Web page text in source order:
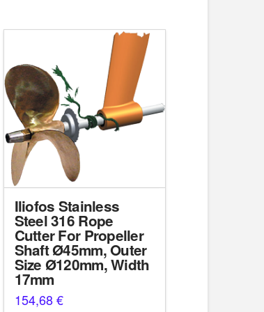
Iliofos Stainless
Steel 316 Rope
Cutter For Propeller
Shaft Ø45mm, Outer
Size Ø120mm, Width
17mm
154,68€